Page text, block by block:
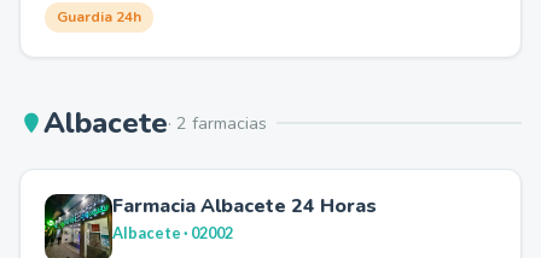
Guardia 24h
Albacete· 2 farmacias
Farmacia Albacete 24 Horas
Albacete· 02002